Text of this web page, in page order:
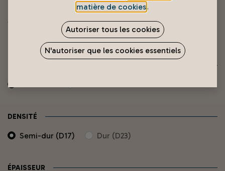
Matelas animé
XPF
DENSITÉ
Semi-dur (D17) Dur (D23)
ÉPAISSEUR
matière de cookies.
Autoriser tous les cookies
N'autoriser que les cookies essentiels